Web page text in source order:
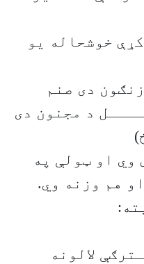
خوشحاله یو
دی صنم
د مجنون دی
وي او ټولې په
هم وزنه وي.
لالونه